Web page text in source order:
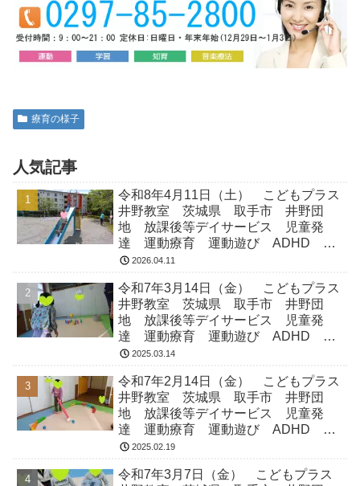
療育の様子
人気記事
令和8年4月11日（土） こどもプラス
井野教室 茨城県 取手市 井野団
地 放課後等デイサービス 児童発
達 運動療育 運動遊び ADHD 療
育 発達障がい
2026.04.11
令和7年3月14日（金） こどもプラス
井野教室 茨城県 取手市 井野団
地 放課後等デイサービス 児童発
達 運動療育 運動遊び ADHD 療
育 発達障がい
2025.03.14
令和7年2月14日（金） こどもプラス
井野教室 茨城県 取手市 井野団
地 放課後等デイサービス 児童発
達 運動療育 運動遊び ADHD 療
育 発達障がい
2025.02.19
令和7年3月7日（金） こどもプラス